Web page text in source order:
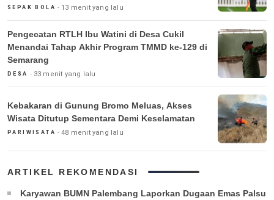
SEPAK BOLA 13 menit yang lalu
Pengecatan RTLH Ibu Watini di Desa Cukil
Menandai Tahap Akhir Program TMMD ke-129 di
Semarang
DESA 33 menit yang lalu
Kebakaran di Gunung Bromo Meluas, Akses
Wisata Ditutup Sementara Demi Keselamatan
PARIWISATA 48 menit yang lalu
ARTIKEL REKOMENDASI
Karyawan BUMN Palembang Laporkan Dugaan Emas Palsu